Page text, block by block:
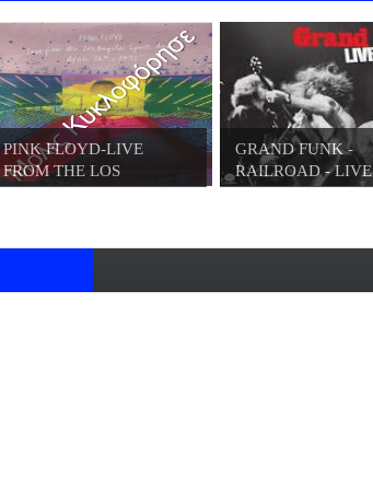
PINK FLOYD-LIVE
FROM THE LOS
ANGELE...
GRAND FUNK -
RAILROAD - LIVE
ALBUM (...